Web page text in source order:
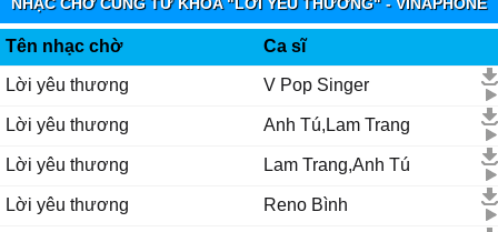
RINGTUNES
Tên nhạc chờ Ca sĩ
Lời yêu thương V Pop Singer
Lời yêu thương Anh Tú,Lam Trang
Lời yêu thương Lam Trang,Anh Tú
Lời yêu thương Reno Bình